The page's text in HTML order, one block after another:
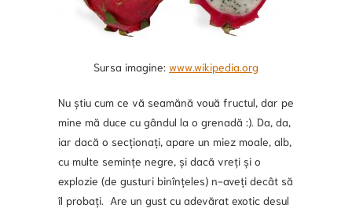
Sursa imagine: www.wikipedia.org
Nu știu cum ce vă seamănă vouă fructul, dar pe
mine mă duce cu gândul la o grenadă :). Da, da,
iar dacă o secționați, apare un miez moale, alb,
cu multe semințe negre, și dacă vreți și o
explozie (de gusturi binînțeles) n-aveți decât să
îl probați. Are un gust cu adevărat exotic desul